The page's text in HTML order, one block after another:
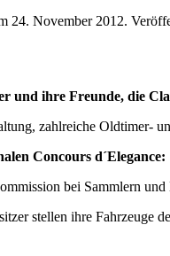
24. November 2012.
und ihre Freunde, die
zahlreiche Oldtimer-
Concours d´Elegance:
bei Sammlern
stellen ihre Fahrzeuge